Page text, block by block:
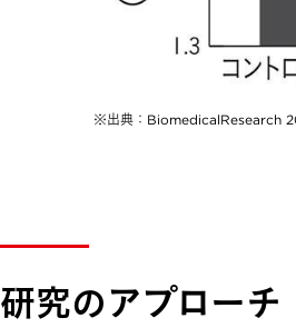
出典：BiomedicalResearch
研究のアプローチ